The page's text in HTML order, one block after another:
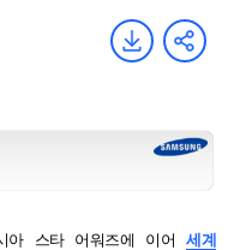
아 스타 어워즈에 이어세계